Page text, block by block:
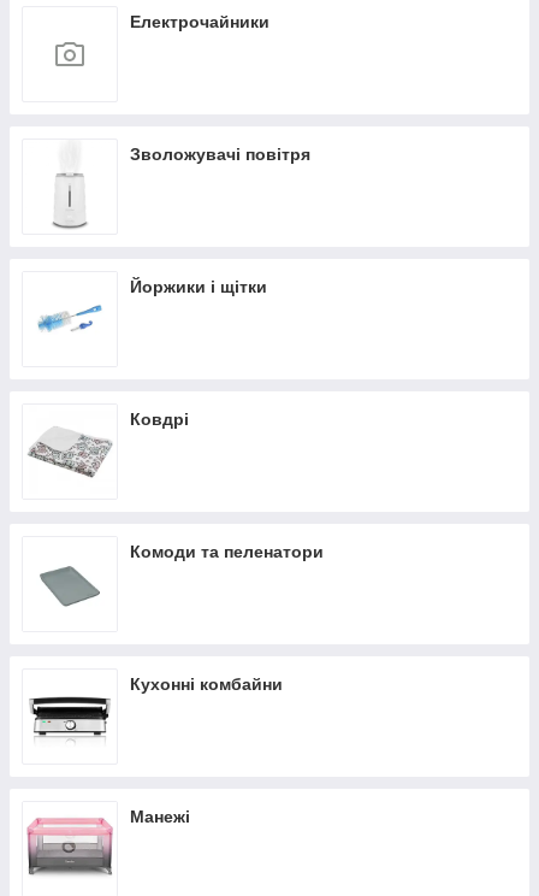
Електрочайники
Зволожувачі повітря
Йоржики і щітки
Ковдрі
Комоди та пеленатори
Кухонні комбайни
Манежі